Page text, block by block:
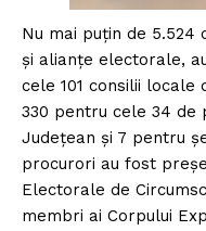
Nu mai puţin de
şi alianţe electorale,
cele 101 consilii locale
330 pentru cele 34 de
Judeţean şi 7 pentru
procurori au fost
Electorale de
membri ai Corpului